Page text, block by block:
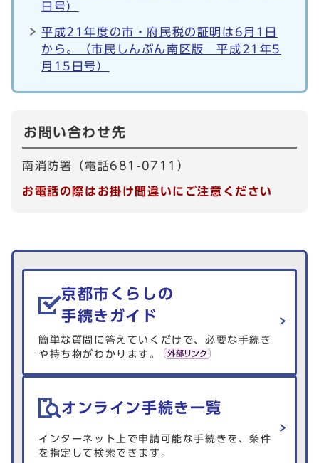
日号）
平成21年度の市・府民税の証明は6月1日
から。（市民しんぶん南区版 平成21年5
月15日号）
お問い合わせ先
南消防署（電話681-0711）
お電話の際はお掛け間違いにご注意ください
生活情報を探す
京都市くらしの
手続きガイド
簡単な質問に答えていくだけで、必要な手続き
や持ち物がわかります。
オンライン手続き一覧
インターネット上で申請可能な手続きを、条件
を指定して検索できます。